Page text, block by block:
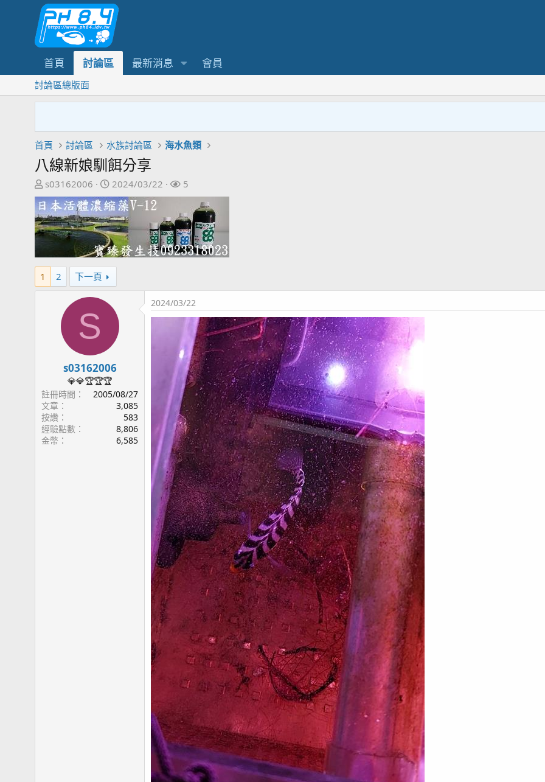
首頁 討論區 最新消息 會員
討論區總版面
首頁 討論區 水族討論區 海水魚類
八線新娘馴餌分享
主
題
發
起
人
s03162006
開
始
日
期
2024/03/22
關
注
者
5
1 2 下一頁
S
s03162006
💎💎🏆🏆🏆
註冊時間
2005/08/27
文章
3,085
按讚
583
經驗點數
8,806
金幣
6,585
2024/03/22